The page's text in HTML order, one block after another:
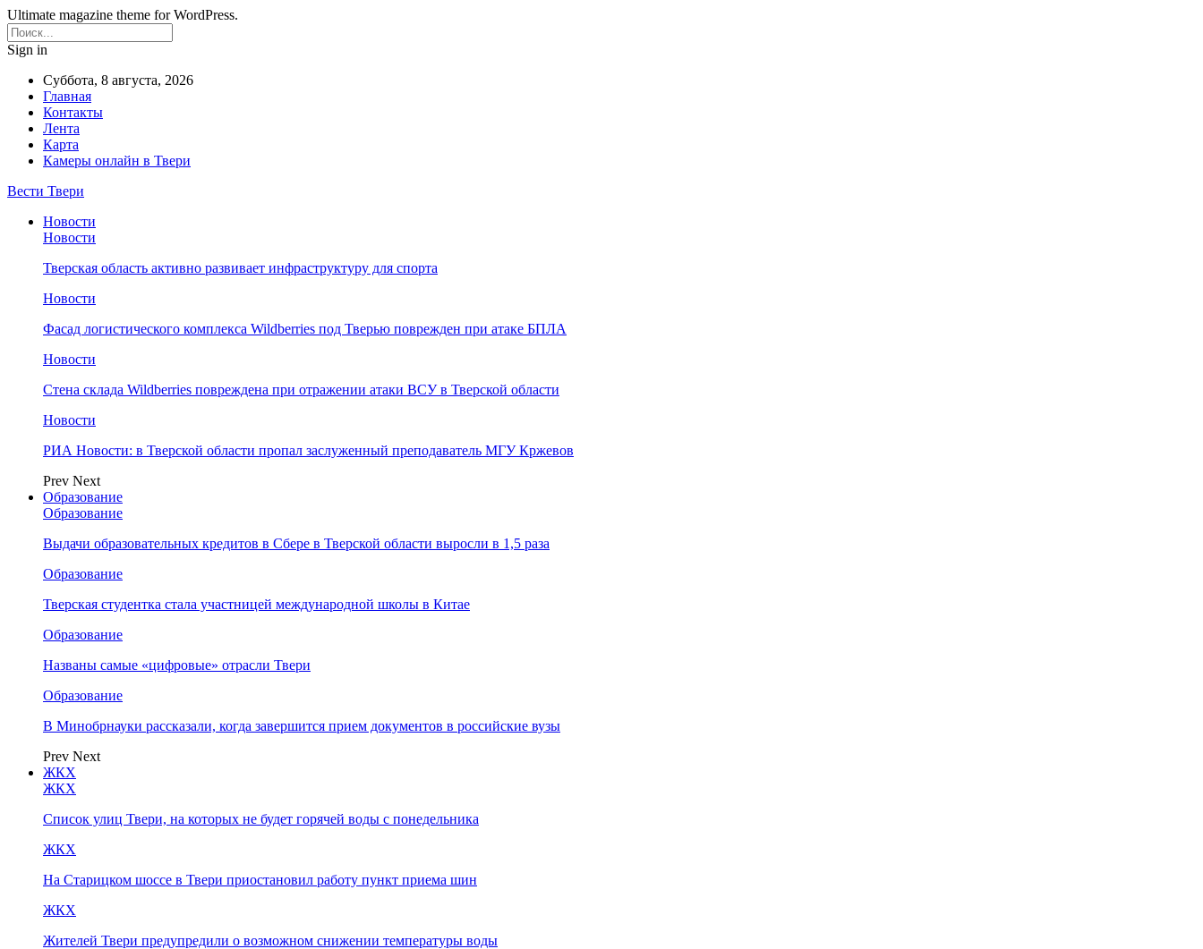
Ultimate magazine theme for WordPress.
Sign in
Суббота, 8 августа, 2026
Главная
Контакты
Лента
Карта
Камеры онлайн в Твери
Вести Твери
Новости
Новости
Тверская область активно развивает инфраструктуру для спорта
Новости
Фасад логистического комплекса Wildberries под Тверью поврежден при атаке БПЛА
Новости
Стена склада Wildberries повреждена при отражении атаки ВСУ в Тверской области
Новости
РИА Новости: в Тверской области пропал заслуженный преподаватель МГУ Кржевов
Prev Next
Образование
Образование
Выдачи образовательных кредитов в Сбере в Тверской области выросли в 1,5 раза
Образование
Тверская студентка стала участницей международной школы в Китае
Образование
Названы самые «цифровые» отрасли Твери
Образование
В Минобрнауки рассказали, когда завершится прием документов в российские вузы
Prev Next
ЖКХ
ЖКХ
Список улиц Твери, на которых не будет горячей воды с понедельника
ЖКХ
На Старицком шоссе в Твери приостановил работу пункт приема шин
ЖКХ
Жителей Твери предупредили о возможном снижении температуры воды